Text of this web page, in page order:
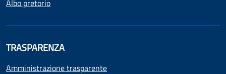
Albo pretorio
TRASPARENZA
Amministrazione trasparente